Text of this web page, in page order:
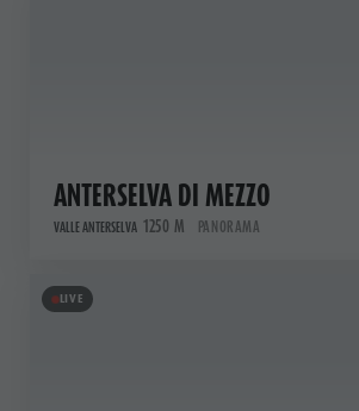
ANTERSELVA DI MEZZO
VALLE ANTERSELVA 1250 M PANORAMA
LIVE